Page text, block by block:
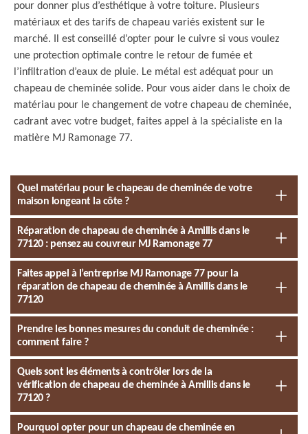
pour donner plus d’esthétique à votre toiture. Plusieurs
matériaux et des tarifs de chapeau variés existent sur le
marché. Il est conseillé d’opter pour le cuivre si vous voulez
une protection optimale contre le retour de fumée et
l’infiltration d’eaux de pluie. Le métal est adéquat pour un
chapeau de cheminée solide. Pour vous aider dans le choix de
matériau pour le changement de votre chapeau de cheminée,
cadrant avec votre budget, faites appel à la spécialiste en la
matière MJ Ramonage 77.
Quel matériau pour le chapeau de cheminée de votre
maison longeant la côte ?
Réparation de chapeau de cheminée à Amillis dans le
77120 : pensez au couvreur MJ Ramonage 77
Faites appel à l’entreprise MJ Ramonage 77 pour la
réparation de chapeau de cheminée à Amillis dans le
77120
Prendre les bonnes mesures du conduit de cheminée :
comment faire ?
Quels sont les éléments à contrôler lors de la
vérification de chapeau de cheminée à Amillis dans le
77120 ?
Pourquoi opter pour un chapeau de cheminée en